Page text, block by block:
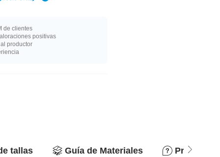
de clientes
positivas
productor
tallas Guía de Materiales